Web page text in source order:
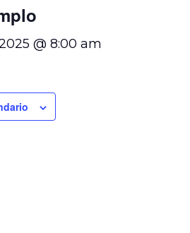
@ 8:00 am